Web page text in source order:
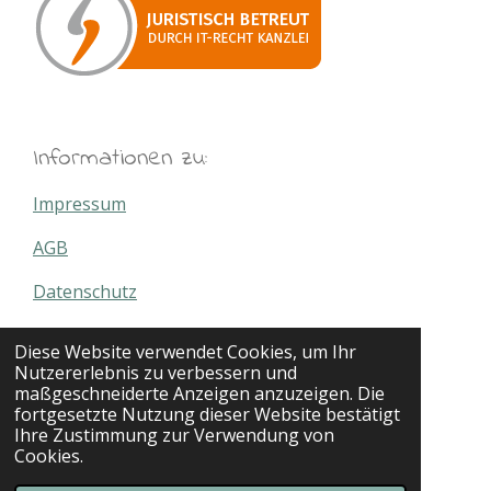
Diese Website verwendet Cookies, um Ihr
Nutzererlebnis zu verbessern und
maßgeschneiderte Anzeigen anzuzeigen. Die
fortgesetzte Nutzung dieser Website bestätigt
Ihre Zustimmung zur Verwendung von
Cookies.
Informationen zu:
Impressum
AGB
Datenschutz
Widerrufsbelehrung
Versand- & Zahlungsbedingungen
Angel Policy
Kontakt